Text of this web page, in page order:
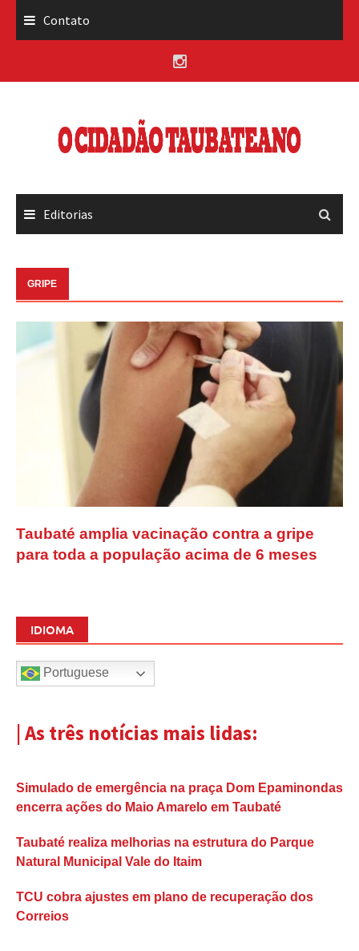
Contato
Editorias
GRIPE
Taubaté amplia vacinação contra a gripe
para toda a população acima de 6 meses
IDIOMA
Portuguese
| As três notícias mais lidas:
Simulado de emergência na praça Dom Epaminondas
encerra ações do Maio Amarelo em Taubaté
Taubaté realiza melhorias na estrutura do Parque
Natural Municipal Vale do Itaim
TCU cobra ajustes em plano de recuperação dos
Correios